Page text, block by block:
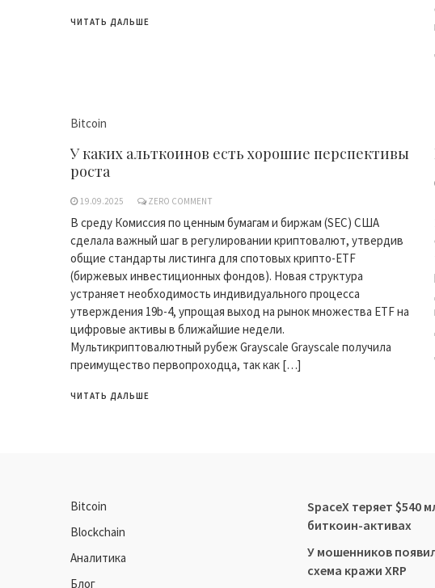
ЧИТАТЬ ДАЛЬШЕ
Bitcoin
У каких альткоинов есть хорошие перспективы
роста
19.09.2025 ZERO COMMENT
В среду Комиссия по ценным бумагам и биржам (SEC) США
сделала важный шаг в регулировании криптовалют, утвердив
общие стандарты листинга для спотовых крипто-ETF
(биржевых инвестиционных фондов). Новая структура
устраняет необходимость индивидуального процесса
утверждения 19b-4, упрощая выход на рынок множества ETF на
цифровые активы в ближайшие недели.
Мультикриптовалютный рубеж Grayscale Grayscale получила
преимущество первопроходца, так как […]
ЧИТАТЬ ДАЛЬШЕ
Bitcoin
Blockchain
Аналитика
Блог
SpaceX теряет $540
биткоин-активах
У мошенников
схема кражи XRP